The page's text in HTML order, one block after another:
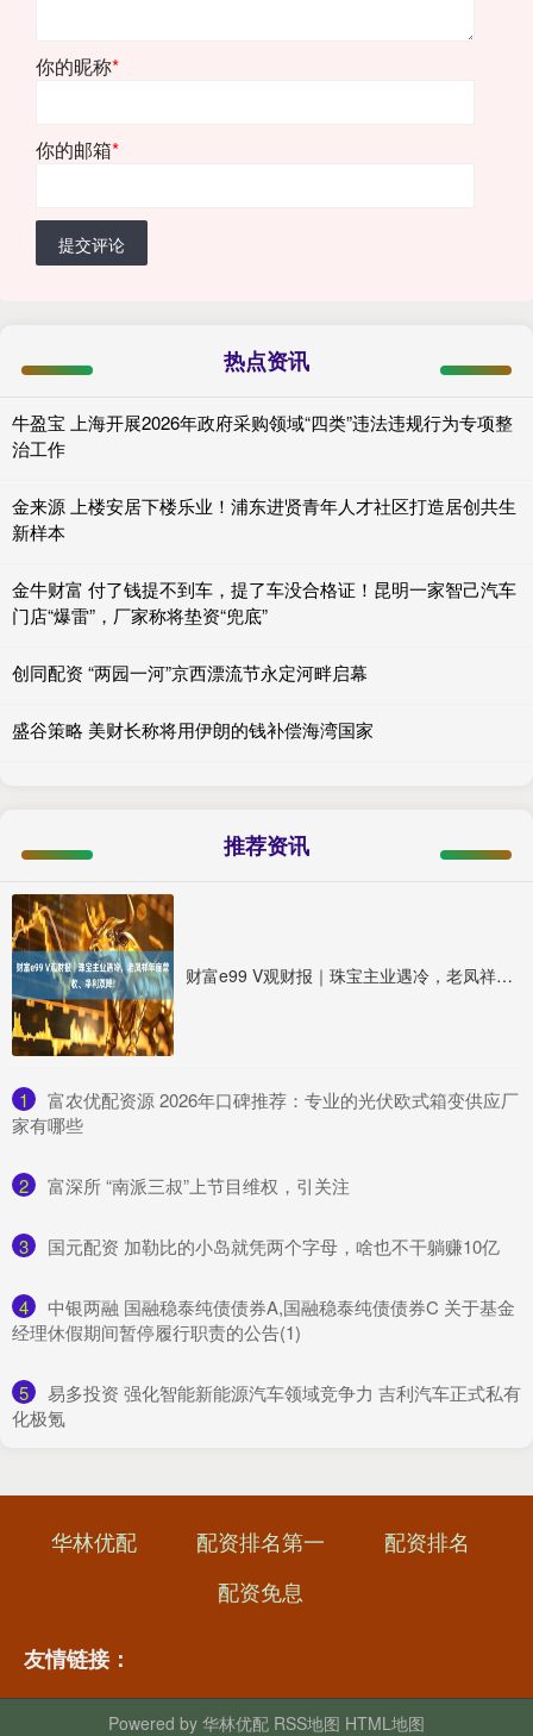
你的昵称*
你的邮箱*
提交评论
热点资讯
牛盈宝 上海开展2026年政府采购领域“四类”违法违规行为专项整
治工作
金来源 上楼安居下楼乐业！浦东进贤青年人才社区打造居创共生
新样本
金牛财富 付了钱提不到车，提了车没合格证！昆明一家智己汽车
门店“爆雷”，厂家称将垫资“兜底”
创同配资 “两园一河”京西漂流节永定河畔启幕
盛谷策略 美财长称将用伊朗的钱补偿海湾国家
推荐资讯
财富e99 V观财报｜珠宝主业遇冷，老凤祥年度营收、净利双降!
1
​富农优配资源 2026年口碑推荐：专业的光伏欧式箱变供应厂
家有哪些
2 ​富深所 “南派三叔”上节目维权，引关注
3 ​国元配资 加勒比的小岛就凭两个字母，啥也不干躺赚10亿
4
​中银两融 国融稳泰纯债债券A,国融稳泰纯债债券C 关于基金
经理休假期间暂停履行职责的公告(1)
5
​易多投资 强化智能新能源汽车领域竞争力 吉利汽车正式私有
化极氪
华林优配 配资排名第一
配资排名
配资免息
友情链接：
Powered by 华林优配 RSS地图 HTML地图